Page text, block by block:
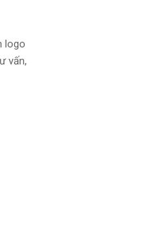
logo
vấn,